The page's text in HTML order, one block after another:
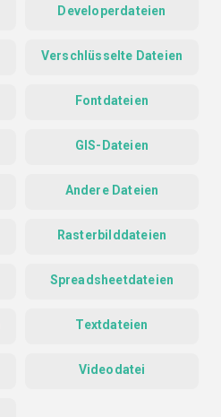
Developerdateien
Verschlüsselte Dateien
Fontdateien
GIS-Dateien
Andere Dateien
Rasterbilddateien
Spreadsheetdateien
Textdateien
Videodatei